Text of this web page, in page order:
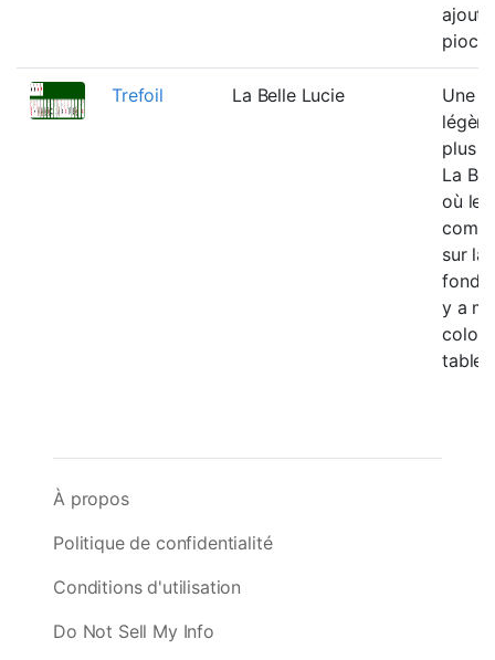
Trefoil La Belle Lucie
Une
plus
La
où les
sur la
y a
À propos
Politique de confidentialité
Conditions d'utilisation
Do Not Sell My Info